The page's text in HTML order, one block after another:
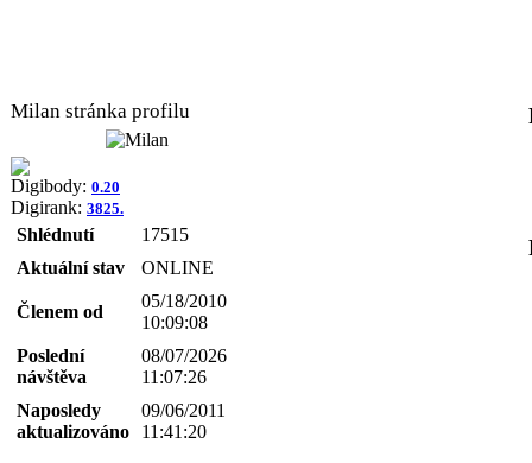
Milan stránka profilu
Digibody: 0.20
Digirank: 3825.
Shlédnutí
17515
Aktuální stav
ONLINE
Členem od
05/18/2010
10:09:08
Poslední
návštěva
08/07/2026
11:07:26
Naposledy
aktualizováno
09/06/2011
11:41:20